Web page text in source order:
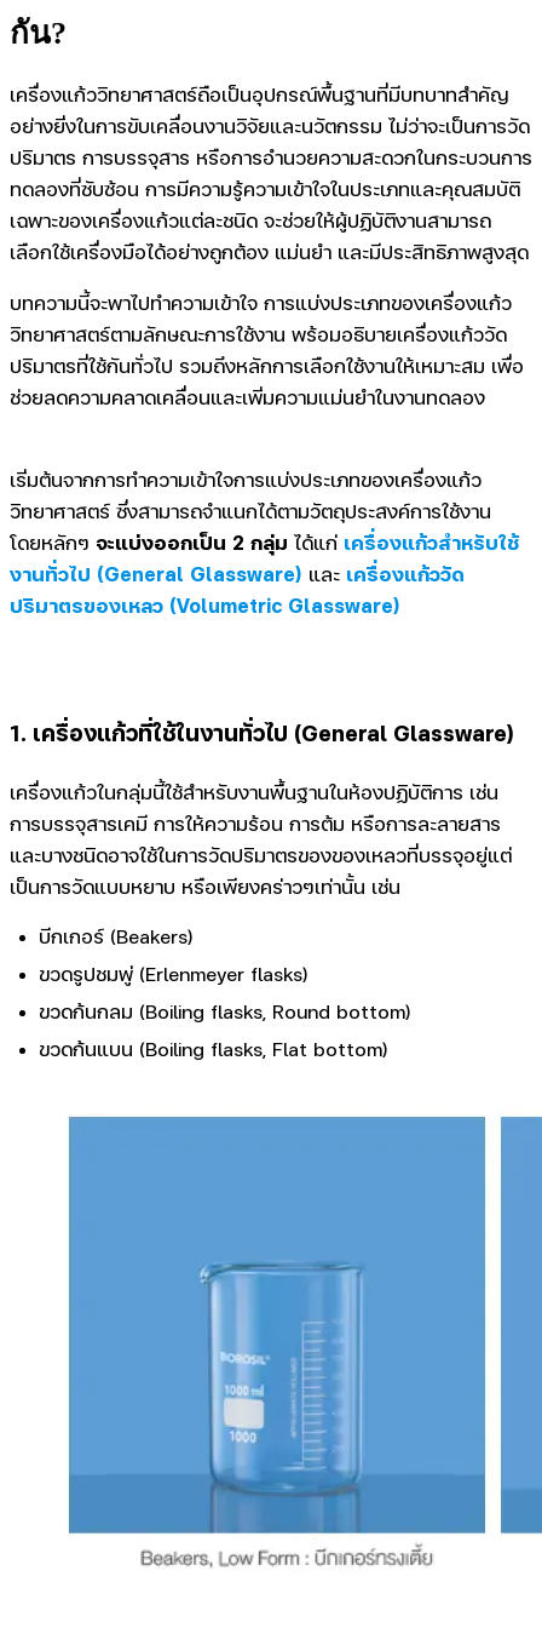
กัน?
เครื่องแก้ววิทยาศาสตร์ถือเป็นอุปกรณ์พื้นฐานที่มีบทบาทสำคัญ
อย่างยิ่งในการขับเคลื่อนงานวิจัยและนวัตกรรม ไม่ว่าจะเป็นการวัด
ปริมาตร การบรรจุสาร หรือการอำนวยความสะดวกในกระบวนการ
ทดลองที่ซับซ้อน การมีความรู้ความเข้าใจในประเภทและคุณสมบัติ
เฉพาะของเครื่องแก้วแต่ละชนิด จะช่วยให้ผู้ปฏิบัติงานสามารถ
เลือกใช้เครื่องมือได้อย่างถูกต้อง แม่นยำ และมีประสิทธิภาพสูงสุด
บทความนี้จะพาไปทำความเข้าใจ การแบ่งประเภทของเครื่องแก้ว
วิทยาศาสตร์ตามลักษณะการใช้งาน พร้อมอธิบายเครื่องแก้ววัด
ปริมาตรที่ใช้กันทั่วไป รวมถึงหลักการเลือกใช้งานให้เหมาะสม เพื่อ
ช่วยลดความคลาดเคลื่อนและเพิ่มความแม่นยำในงานทดลอง
เริ่มต้นจากการทำความเข้าใจการแบ่งประเภทของเครื่องแก้ว
วิทยาศาสตร์ ซึ่งสามารถจำแนกได้ตามวัตถุประสงค์การใช้งาน
โดยหลักๆ จะแบ่งออกเป็น 2 กลุ่ม ได้แก่ เครื่องแก้วสำหรับใช้
งานทั่วไป (General Glassware) และ เครื่องแก้ววัด
ปริมาตรของเหลว (Volumetric Glassware)
1. เครื่องแก้วที่ใช้ในงานทั่วไป (General Glassware)
เครื่องแก้วในกลุ่มนี้ใช้สำหรับงานพื้นฐานในห้องปฏิบัติการ เช่น
การบรรจุสารเคมี การให้ความร้อน การต้ม หรือการละลายสาร
และบางชนิดอาจใช้ในการวัดปริมาตรของของเหลวที่บรรจุอยู่แต่
เป็นการวัดแบบหยาบ หรือเพียงคร่าวๆเท่านั้น เช่น
บีกเกอร์ (Beakers)
ขวดรูปชมพู่ (Erlenmeyer flasks)
ขวดก้นกลม (Boiling flasks, Round bottom)
ขวดก้นแบน (Boiling flasks, Flat bottom)